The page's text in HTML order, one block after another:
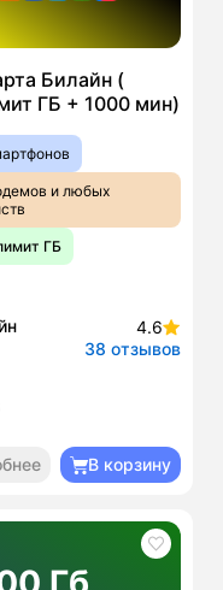
Билайн (
ГБ + 1000 мин)
и любых
ГБ
4.6
38 отзывов
В корзину